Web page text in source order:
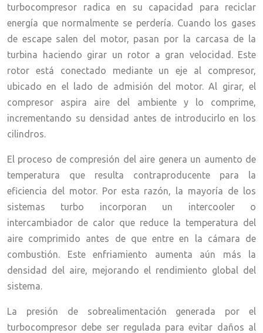
turbocompresor radica en su capacidad para reciclar
energía que normalmente se perdería. Cuando los gases
de escape salen del motor, pasan por la carcasa de la
turbina haciendo girar un rotor a gran velocidad. Este
rotor está conectado mediante un eje al compresor,
ubicado en el lado de admisión del motor. Al girar, el
compresor aspira aire del ambiente y lo comprime,
incrementando su densidad antes de introducirlo en los
cilindros.
El proceso de compresión del aire genera un aumento de
temperatura que resulta contraproducente para la
eficiencia del motor. Por esta razón, la mayoría de los
sistemas turbo incorporan un intercooler o
intercambiador de calor que reduce la temperatura del
aire comprimido antes de que entre en la cámara de
combustión. Este enfriamiento aumenta aún más la
densidad del aire, mejorando el rendimiento global del
sistema.
La presión de sobrealimentación generada por el
turbocompresor debe ser regulada para evitar daños al